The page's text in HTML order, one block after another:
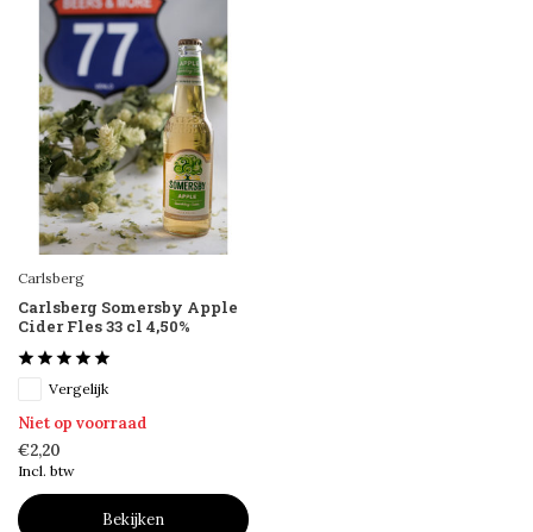
Carlsberg
Carlsberg Somersby Apple
Cider Fles 33 cl 4,50%
Vergelijk
Niet op voorraad
€2,20
Incl. btw
Bekijken